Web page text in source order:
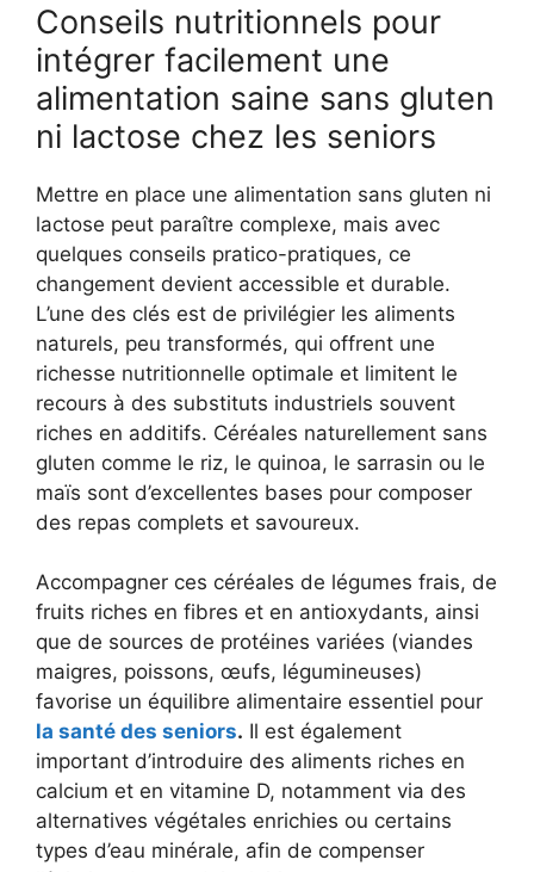
Conseils nutritionnels pour
intégrer facilement une
alimentation saine sans gluten
ni lactose chez les seniors
Mettre en place une alimentation sans gluten ni
lactose peut paraître complexe, mais avec
quelques conseils pratico-pratiques, ce
changement devient accessible et durable.
L’une des clés est de privilégier les aliments
naturels, peu transformés, qui offrent une
richesse nutritionnelle optimale et limitent le
recours à des substituts industriels souvent
riches en additifs. Céréales naturellement sans
gluten comme le riz, le quinoa, le sarrasin ou le
maïs sont d’excellentes bases pour composer
des repas complets et savoureux.
Accompagner ces céréales de légumes frais, de
fruits riches en fibres et en antioxydants, ainsi
que de sources de protéines variées (viandes
maigres, poissons, œufs, légumineuses)
favorise un équilibre alimentaire essentiel pour
la santé des seniors. Il est également
important d’introduire des aliments riches en
calcium et en vitamine D, notamment via des
alternatives végétales enrichies ou certains
types d’eau minérale, afin de compenser